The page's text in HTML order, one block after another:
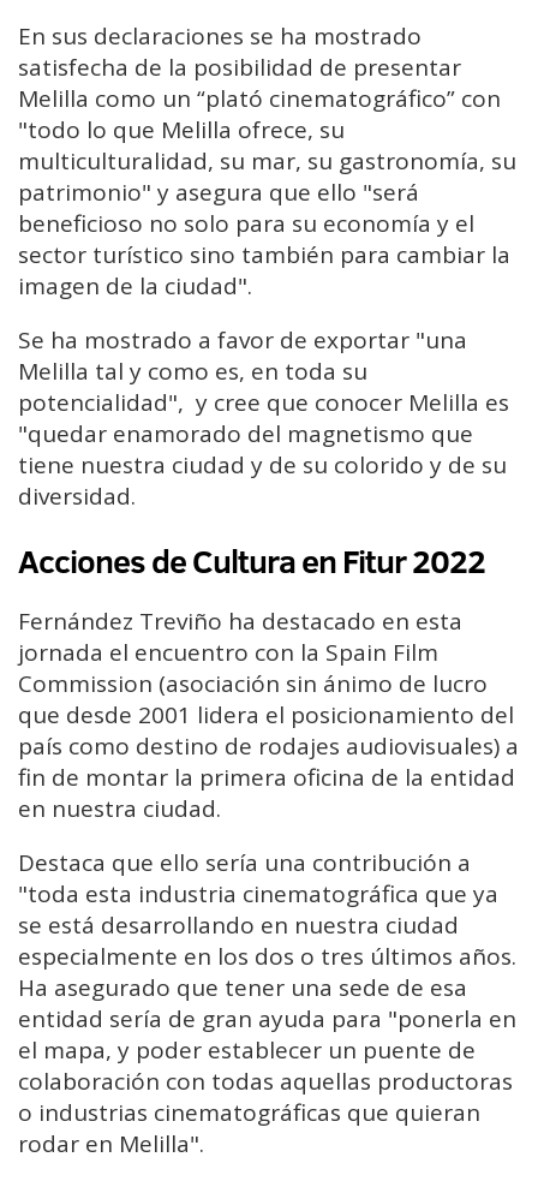
En sus declaraciones se ha mostrado
satisfecha de la posibilidad de presentar
Melilla como un “plató cinematográfico” con
"todo lo que Melilla ofrece, su
multiculturalidad, su mar, su gastronomía, su
patrimonio" y asegura que ello "será
beneficioso no solo para su economía y el
sector turístico sino también para cambiar la
imagen de la ciudad".
Se ha mostrado a favor de exportar "una
Melilla tal y como es, en toda su
potencialidad", y cree que conocer Melilla es
"quedar enamorado del magnetismo que
tiene nuestra ciudad y de su colorido y de su
diversidad.
Acciones de Cultura en Fitur 2022
Fernández Treviño ha destacado en esta
jornada el encuentro con la Spain Film
Commission (asociación sin ánimo de lucro
que desde 2001 lidera el posicionamiento del
país como destino de rodajes audiovisuales) a
fin de montar la primera oficina de la entidad
en nuestra ciudad.
Destaca que ello sería una contribución a
"toda esta industria cinematográfica que ya
se está desarrollando en nuestra ciudad
especialmente en los dos o tres últimos años.
Ha asegurado que tener una sede de esa
entidad sería de gran ayuda para "ponerla en
el mapa, y poder establecer un puente de
colaboración con todas aquellas productoras
o industrias cinematográficas que quieran
rodar en Melilla".